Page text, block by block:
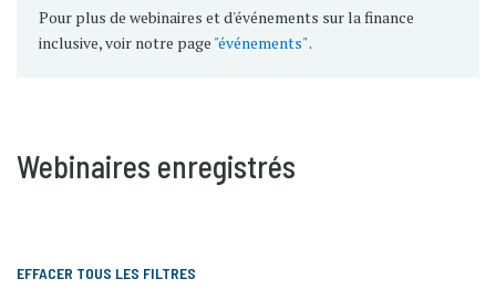
Pour plus de webinaires et d'événements sur la finance
inclusive, voir notre page "événements".
Webinaires enregistrés
EFFACER TOUS LES FILTRES